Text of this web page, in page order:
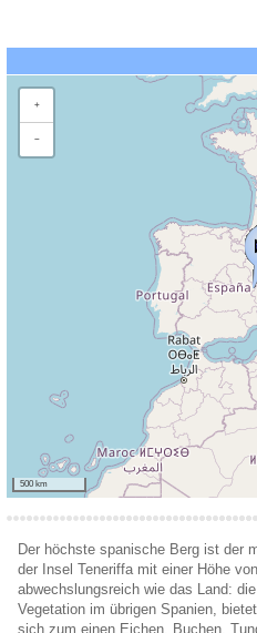
+
−
500 km
Der höchste spanische Berg ist der
der Insel Teneriffa mit einer Höhe
abwechslungsreich wie das Land:
Vegetation im übrigen Spanien,
sich zum einen Eichen, Buchen,